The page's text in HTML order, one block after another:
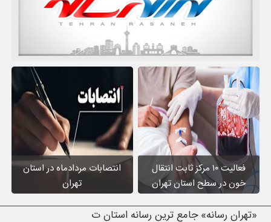
فعالیت ۱۰ مرکز ثابت انتقال
خون در سطح استان تهران
انتصابات مردادماه در استان
تهران
«تهران رسانه» جامع ترین رسانه استان تهران